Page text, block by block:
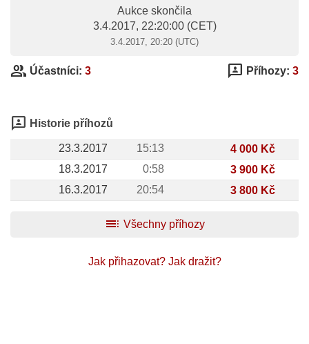
Aukce skončila
3.4.2017, 22:20:00(CET)
3.4.2017, 20:20 (UTC)
group Účastníci: 3 3p Příhozy: 3
3p Historie příhozů
23.3.2017 15:13
4 000 Kč
18.3.2017
0:58
3 900 Kč
16.3.2017
20:54 3 800 Kč
toc Všechny příhozy
Jak přihazovat? Jak dražit?